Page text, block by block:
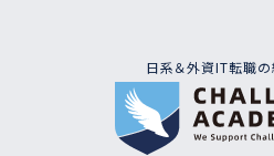
日系＆外資IT転職の